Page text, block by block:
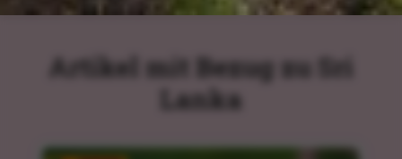
Artikel mit Bezug zu Sri
Lanka